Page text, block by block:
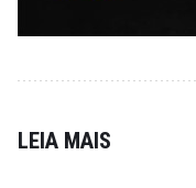
LEIA MAIS